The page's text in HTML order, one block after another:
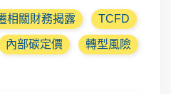
相關財務揭露 TCFD
內部碳定價 轉型風險